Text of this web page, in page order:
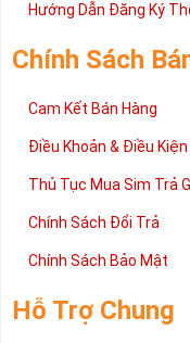
2 đang được rất nhiều
cấp trong bài viết này sẽ
mua sim số tại Sim Tiền
Chúc quý khách
Hướng Dẫn Đăng Ký
Chính Sách
Cam Kết Bán Hàng
Điều Khoản & Điều Kiện
Thủ Tục Mua Sim Trả
Chính Sách Đổi Trả
Chính Sách Bảo Mật
Hỗ Trợ Chung